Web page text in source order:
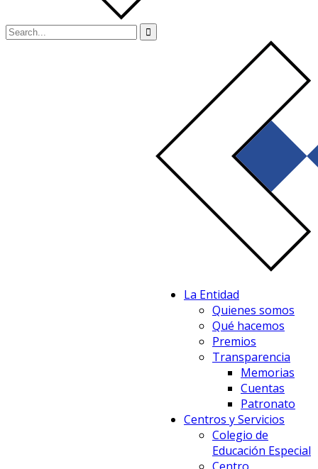
La Entidad
Quienes somos
Qué hacemos
Premios
Transparencia
Memorias
Cuentas
Patronato
Centros y Servicios
Colegio de
Educación Especial